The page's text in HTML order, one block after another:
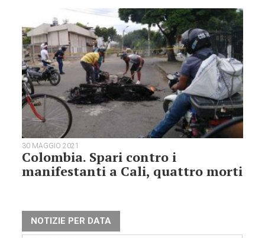
30 MAGGIO 2021
Colombia. Spari contro i
manifestanti a Cali, quattro morti
NOTIZIE PER DATA